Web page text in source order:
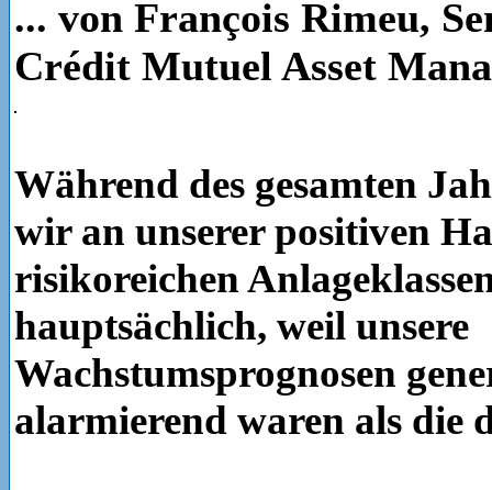
... von François Rimeu,
Crédit Mutuel Asset
Während des gesamten
wir an unserer positiven
risikoreichen
hauptsächlich, weil unsere
Wachstumsprognosen
alarmierend waren als die